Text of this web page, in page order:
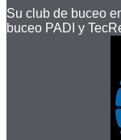
Su club de buceo
buceo PADI y